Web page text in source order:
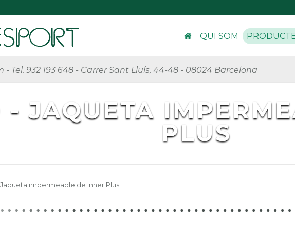
QUI SOM
- Tel. 932 193 648 - Carrer Sant Lluís, 44-48 - 08024 Barcelona
- JAQUETA
PLUS
impermeable de Inner Plus